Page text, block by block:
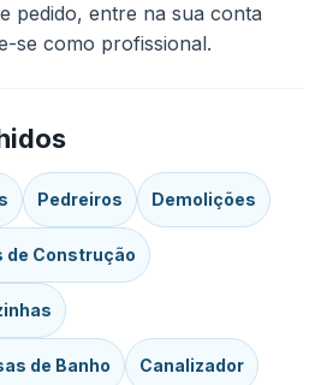
pedido, entre na sua conta
se como profissional.
Pedreiros Demolições
de Construção
de Banho Canalizador